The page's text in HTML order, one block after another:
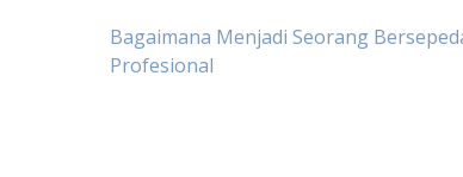
Post
Bagaimana Menjadi Seorang
Profesional